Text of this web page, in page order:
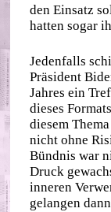
den Einsatz
hatten sogar
Jedenfalls
Präsident
Jahres ein
dieses
diesem
nicht ohne
Bündnis war
Druck
inneren
gelangen